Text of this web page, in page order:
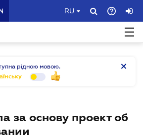
RU
рідною мовою.
за основу проект об